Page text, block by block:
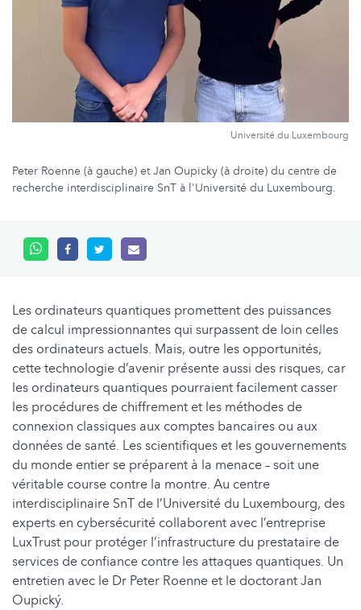
Université du Luxembourg
Peter Roenne (à gauche) et Jan Oupicky (à droite) du centre de
recherche interdisciplinaire SnT à l'Université du Luxembourg.
Les ordinateurs quantiques promettent des puissances
de calcul impressionnantes qui surpassent de loin celles
des ordinateurs actuels. Mais, outre les opportunités,
cette technologie d’avenir présente aussi des risques, car
les ordinateurs quantiques pourraient facilement casser
les procédures de chiffrement et les méthodes de
connexion classiques aux comptes bancaires ou aux
données de santé. Les scientifiques et les gouvernements
du monde entier se préparent à la menace – soit une
véritable course contre la montre. Au centre
interdisciplinaire SnT de l’Université du Luxembourg, des
experts en cybersécurité collaborent avec l’entreprise
LuxTrust pour protéger l’infrastructure du prestataire de
services de confiance contre les attaques quantiques. Un
entretien avec le Dr Peter Roenne et le doctorant Jan
Oupický.